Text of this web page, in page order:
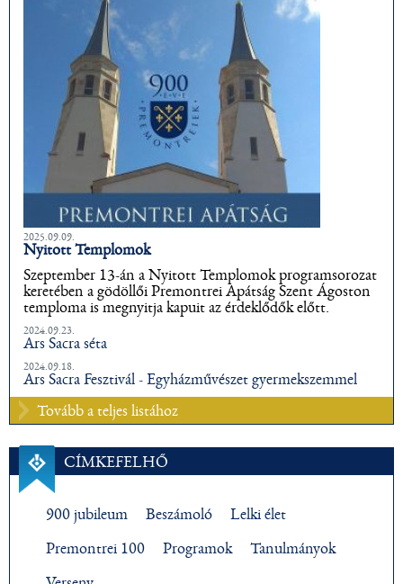
2025.09.09.
Nyitott Templomok
Szeptember 13-án a Nyitott Templomok programsorozat
keretében a gödöllői Premontrei Apátság Szent Ágoston
temploma is megnyitja kapuit az érdeklődők előtt.
2024.09.23.
Ars Sacra séta
2024.09.18.
Ars Sacra Fesztivál - Egyházművészet gyermekszemmel
Tovább a teljes listához
CÍMKEFELHŐ
900 jubileum Beszámoló Lelki élet
Premontrei 100 Programok Tanulmányok